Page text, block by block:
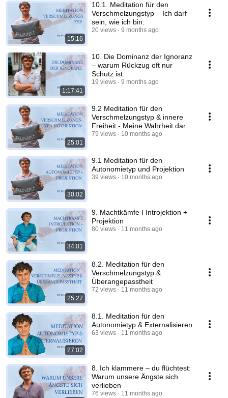
15:16
10.1. Meditation für den
Verschmelzungstyp – Ich darf
sein, wie ich bin.
20 views 9 months ago
1:17:41
10. Die Dominanz der Ignoranz
– warum Rückzug oft nur
Schutz ist.
19 views 9 months ago
25:01
9.2 Meditation für den
Verschmelzungstyp & innere
Freiheit - Meine Wahrheit darf
Raum haben
79 views 10 months ago
30:02
9.1 Meditation für den
Autonomietyp und Projektion
39 views 10 months ago
34:01
9. Machtkämfe I Introjektion +
Projektion
80 views 11 months ago
25:27
8.2. Meditation für den
Verschmelzungstyp &
Überangepasstheit
72 views 11 months ago
27:02
8.1. Meditation für den
Autonomietyp & Externalisieren
63 views 11 months ago
8. Ich klammere – du flüchtest:
Warum unsere Ängste sich
verlieben
76 views 11 months ago